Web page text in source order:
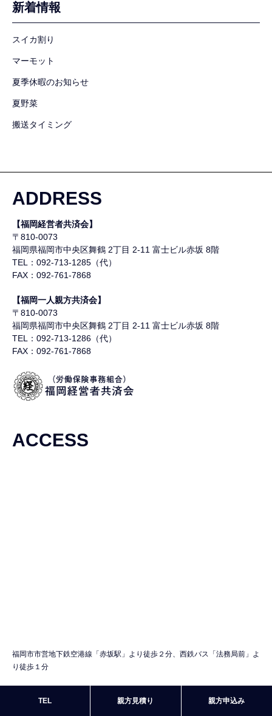
新着情報
スイカ割り
マーモット
夏季休暇のお知らせ
夏野菜
搬送タイミング
ADDRESS
【福岡経営者共済会】
〒810-0073
福岡県福岡市中央区舞鶴 2丁目 2-11 富士ビル赤坂 8階
TEL：092-713-1285（代）
FAX：092-761-7868
【福岡一人親方共済会】
〒810-0073
福岡県福岡市中央区舞鶴 2丁目 2-11 富士ビル赤坂 8階
TEL：092-713-1286（代）
FAX：092-761-7868
ACCESS
福岡市市営地下鉄空港線「赤坂駅」より徒歩２分、西鉄バス「法務局前」よ
り徒歩１分
TEL 親方見積り 親方申込み